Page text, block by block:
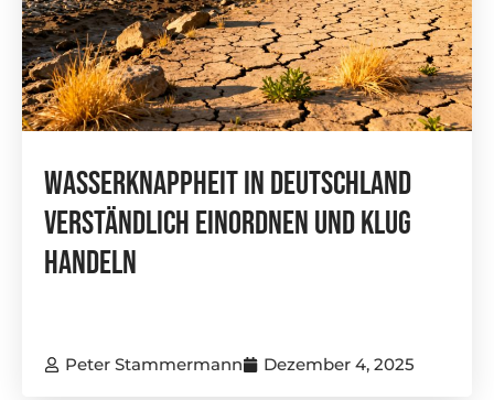
Wasserknappheit In Deutschland
Verständlich Einordnen Und Klug
Handeln
Peter Stammermann Dezember 4, 2025